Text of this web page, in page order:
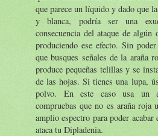
que parece un líquido y dado que
y blanca, podría ser una
consecuencia del ataque de
produciendo ese efecto. Sin
que busques señales de la araña
produce pequeñas telillas y se
de las hojas. Si tienes una lupa,
polvo. En este caso usa un
compruebas que no es araña roja
amplio espectro para poder
ataca tu Dipladenia.